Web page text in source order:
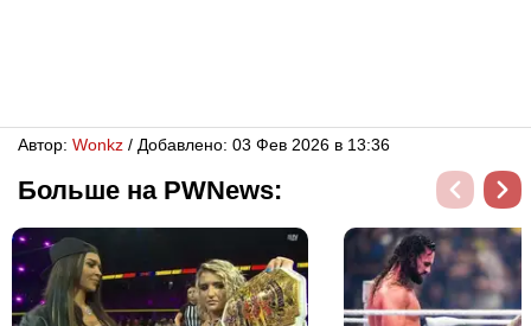
Автор: Wonkz / Добавлено: 03 Фев 2026 в 13:36
Больше на PWNews: